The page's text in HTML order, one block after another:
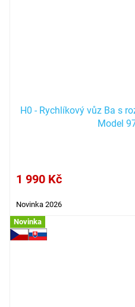
H0 - Rychlíkový vůz Ba s
Model
1 990 Kč
Novinka 2026
Novinka